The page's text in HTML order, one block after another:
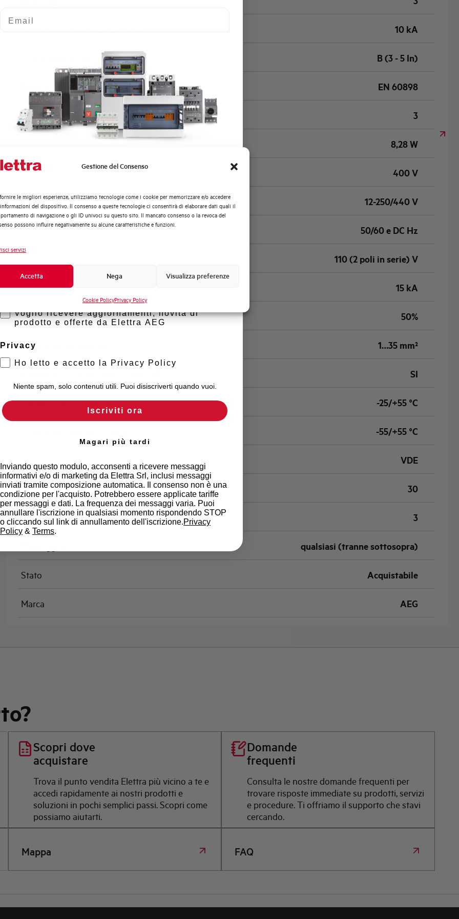
Gestione del Consenso
le migliori esperienze, utilizziamo tecnologie come i cookie per memorizzare e/o accedere
del dispositivo. Il consenso a queste tecnologie ci consentirà di elaborare dati quali il
di navigazione o gli ID univoci su questo sito. Il mancato consenso o la revoca del
possono influire negativamente su alcune caratteristiche e funzioni.
servizi
Accetta Nega Visualizza preferenze
Cookie PolicyPrivacy Policy
10 kA
B (3 - 5 In)
EN 60898
Numero moduli 3
8,28 W
Tensione nominale Ue AC 400 V
Tensione di impiego min-max AC 12-250/440 V
Frequenza 50/60 e DC Hz
110 (2 poli in serie) V
Capacità di rottura EN60947-2 Icu a 400V 15 kA
Capacità di rottura di servizio Ics (%Icu) 50%
Capacità dei terminali 1…35 mm²
SI
Temperatura di impiego -25/+55 °C
-55/+55 °C
VDE
Temperatura di riferimento (°C) 30
Classe di limitazione 3
qualsiasi (tranne sottosopra)
Stato Acquistabile
Marca AEG
Scopri dove
acquistare
Trova il punto vendita Elettra più vicino a te e
accedi rapidamente ai nostri prodotti e
soluzioni in pochi semplici passi. Scopri come
possiamo aiutarti.
Mappa
Domande
frequenti
Consulta le nostre domande frequenti per
trovare risposte immediate su prodotti, servizi
e procedure. Ti offriamo il supporto che stavi
cercando.
FAQ
Quali argomenti ti interessano di più?
Automazione Industriale
Fotovoltaico
Sistema Quadri
Formazione tecnica
Voglio ricevere aggiornamenti, novità di
prodotto e offerte da Elettra AEG
Privacy
Ho letto e accetto la Privacy Policy
Niente spam, solo contenuti utili. Puoi disiscriverti quando vuoi.
Iscriviti ora
Magari più tardi
Inviando questo modulo, acconsenti a ricevere messaggi
informativi e/o di marketing da Elettra Srl, inclusi messaggi
inviati tramite composizione automatica. Il consenso non è una
condizione per l'acquisto. Potrebbero essere applicate tariffe
per messaggi e dati. La frequenza dei messaggi varia. Puoi
annullare l'iscrizione in qualsiasi momento rispondendo STOP
o cliccando sul link di annullamento dell'iscrizione.Privacy
Policy & Terms.